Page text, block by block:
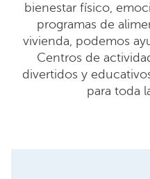
bienestar físico,
programas de
vivienda, podemos
Centros de
divertidos y
para toda